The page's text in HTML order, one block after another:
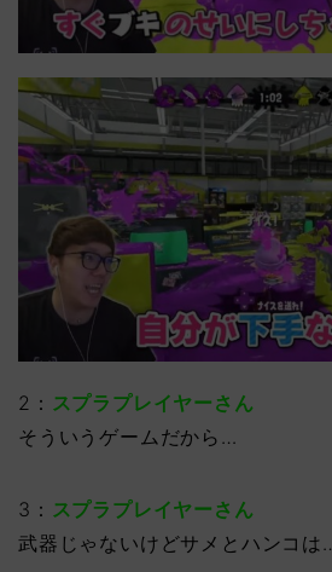
2： スプラプレイヤーさん
そういうゲームだから…
3： スプラプレイヤーさん
武器じゃないけどサメとハンコは…